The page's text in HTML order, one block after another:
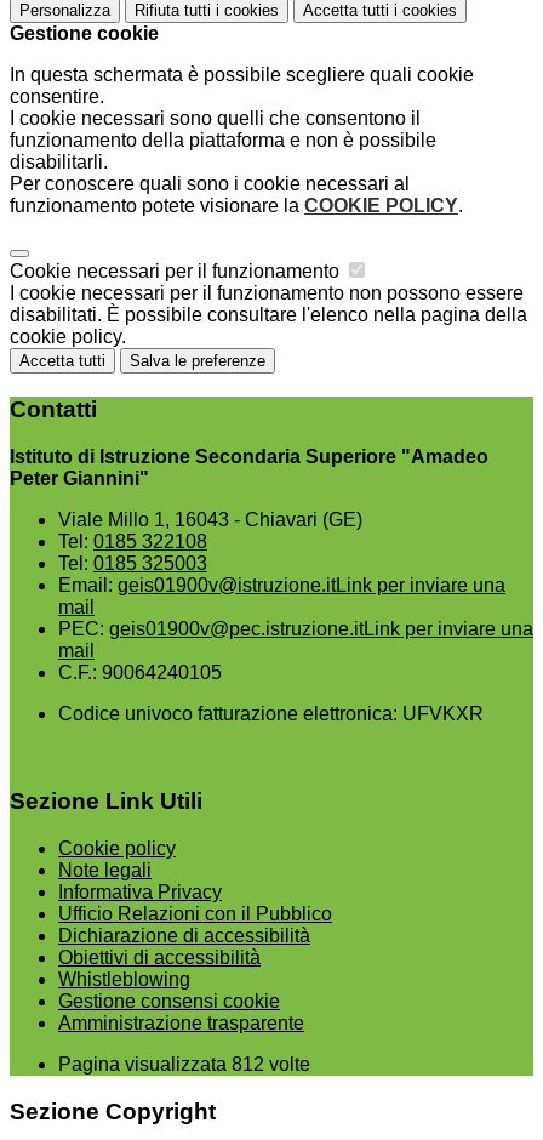
Personalizza Rifiuta tutti i cookies Accetta tutti i cookies
Gestione cookie
In questa schermata è possibile scegliere quali cookie
consentire.
I cookie necessari sono quelli che consentono il
funzionamento della piattaforma e non è possibile
disabilitarli.
Per conoscere quali sono i cookie necessari al
funzionamento potete visionare la COOKIE POLICY.
Cookie necessari per il funzionamento
I cookie necessari per il funzionamento non possono essere
disabilitati. È possibile consultare l'elenco nella pagina della
cookie policy.
Accetta tutti Salva le preferenze
Contatti
Istituto di Istruzione Secondaria Superiore "Amadeo
Peter Giannini"
Viale Millo 1, 16043 - Chiavari (GE)
Tel: 0185 322108
Tel: 0185 325003
Email: geis01900v@istruzione.itLink per inviare una
mail
PEC: geis01900v@pec.istruzione.itLink per inviare una
mail
C.F.: 90064240105
Codice univoco fatturazione elettronica: UFVKXR
Sezione Link Utili
Cookie policy
Note legali
Informativa Privacy
Ufficio Relazioni con il Pubblico
Dichiarazione di accessibilità
Obiettivi di accessibilità
Whistleblowing
Gestione consensi cookie
Amministrazione trasparente
Pagina visualizzata 812 volte
Sezione Copyright